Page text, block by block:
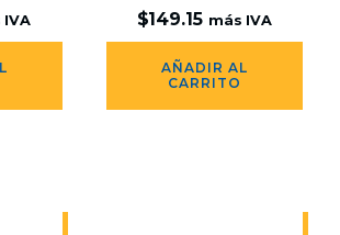
IVA
$149.15 más IVA
AÑADIR AL
CARRITO